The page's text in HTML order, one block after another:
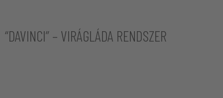
“DAVINCI” – VIRÁGLÁDA RENDSZER